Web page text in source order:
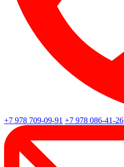
+7 978 709-09-91 +7 978 086-41-26